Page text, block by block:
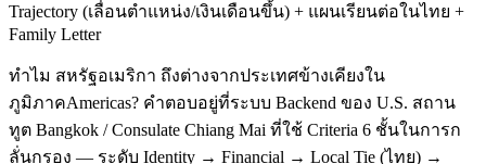
Trajectory (เลื่อนตำแหน่ง/เงินเดือนขึ้น) + แผนเรียนต่อในไทย +
Family Letter
ทำไม สหรัฐอเมริกา ถึงต่างจากประเทศข้างเคียงใน
ภูมิภาคAmericas? คำตอบอยู่ที่ระบบ Backend ของ U.S. สถาน
ทูต Bangkok / Consulate Chiang Mai ที่ใช้ Criteria 6 ชั้นในการก
ลั่นกรอง — ระดับ Identity → Financial → Local Tie (ไทย) →